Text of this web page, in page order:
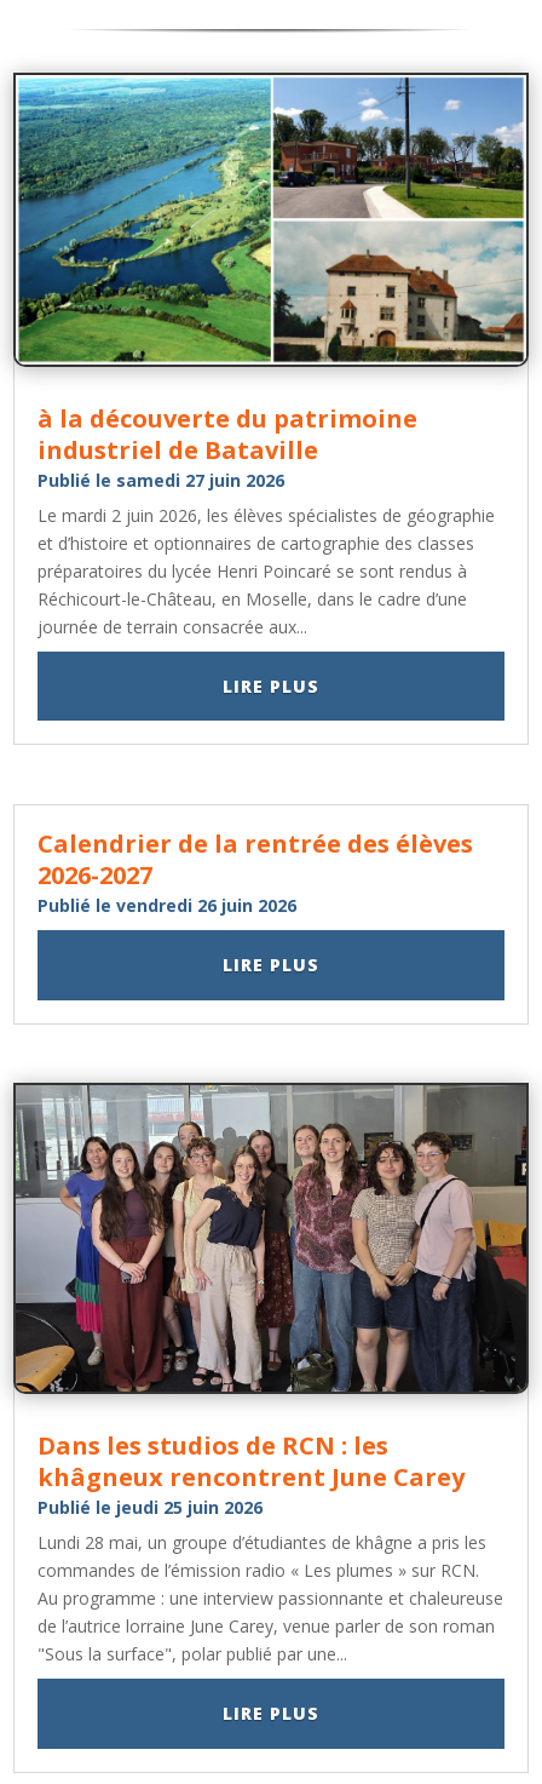
à la découverte du patrimoine
industriel de Bataville
Publié le samedi 27 juin 2026
Le mardi 2 juin 2026, les élèves spécialistes de géographie
et d’histoire et optionnaires de cartographie des classes
préparatoires du lycée Henri Poincaré se sont rendus à
Réchicourt-le-Château, en Moselle, dans le cadre d’une
journée de terrain consacrée aux...
LIRE PLUS
Calendrier de la rentrée des élèves
2026-2027
Publié le vendredi 26 juin 2026
LIRE PLUS
Dans les studios de RCN : les
khâgneux rencontrent June Carey
Publié le jeudi 25 juin 2026
Lundi 28 mai, un groupe d’étudiantes de khâgne a pris les
commandes de l’émission radio « Les plumes » sur RCN.
Au programme : une interview passionnante et chaleureuse
de l’autrice lorraine June Carey, venue parler de son roman
"Sous la surface", polar publié par une...
LIRE PLUS